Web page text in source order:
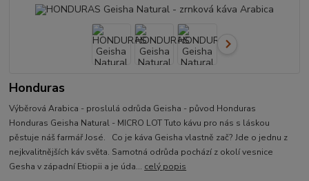
Honduras
Výběrová Arabica - proslulá odrůda Geisha - původ Honduras
Honduras Geisha Natural - MICRO LOT Tuto kávu pro nás s láskou
pěstuje náš farmář José. Co je káva Geisha vlastně zač? Jde o jednu z
nejkvalitnějších káv světa. Samotná odrůda pochází z okolí vesnice
Gesha v západní Etiopii a je úda... celý popis